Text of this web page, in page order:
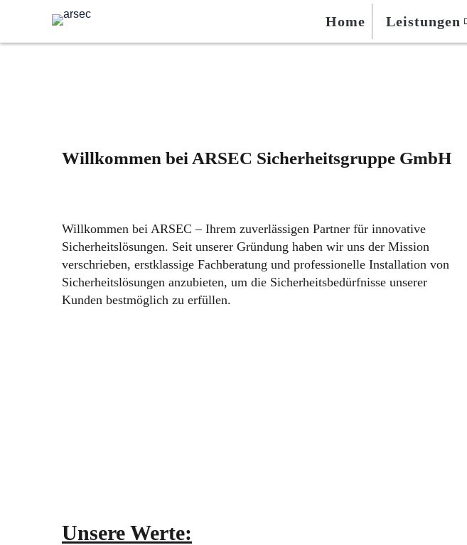
Home Leistungen
Willkommen bei ARSEC Sicherheitsgruppe GmbH
Willkommen bei ARSEC – Ihrem zuverlässigen Partner für innovative
Sicherheitslösungen. Seit unserer Gründung haben wir uns der Mission
verschrieben, erstklassige Fachberatung und professionelle Installation von
Sicherheitslösungen anzubieten, um die Sicherheitsbedürfnisse unserer
Kunden bestmöglich zu erfüllen.
Unsere Werte: